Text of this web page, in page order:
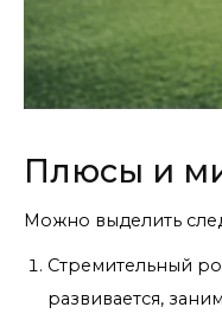
Плюсы и
Можно выделить
Стремительный
развивается,